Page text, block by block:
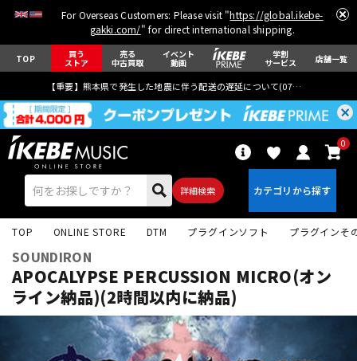
For Overseas Customers: Please visit "https://global.ikebe-
gakki.com/" for direct international shipping.
TOP 買う
ストア
売る
中古買取
イベント
動画
学割
サービス 店舗一覧
【重要】熊本県で発生した地震に伴う配送の遅延について(07月29日
詳細検索
0
エレキギター アコギ/エレアコ
TOP ONLINE STORE DTM プラグインソフト プラグインそ
SOUNDIRON
APOCALYPSE PERCUSSION MICRO(オン
ライン納品)(2時間以内に納品)